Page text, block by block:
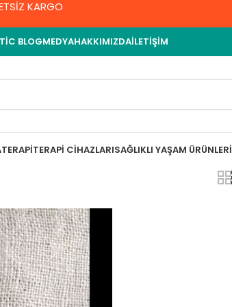
KARGO
BLOGMEDYAHAKKIMIZDAİLETIŞIM
TERAPI CIHAZLARISAĞLIKLI YAŞAM ÜRÜNLERI